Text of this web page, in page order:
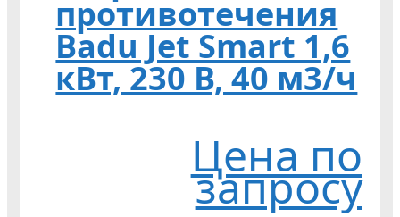
противотечения
Badu Jet Smart 1,6
кВт, 230 В, 40 м3/ч
Цена по
запросу